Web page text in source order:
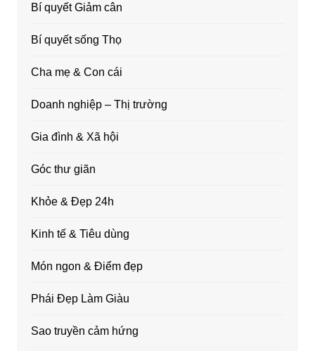
Bí quyết Giảm cân
Bí quyết sống Thọ
Cha mẹ & Con cái
Doanh nghiệp – Thị trường
Gia đình & Xã hội
Góc thư giãn
Khỏe & Đẹp 24h
Kinh tế & Tiêu dùng
Món ngon & Điểm đẹp
Phái Đẹp Làm Giàu
Sao truyền cảm hứng